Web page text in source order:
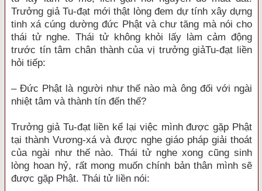
Trưởng giả Tu-đạt mới thật lòng đem dự tính xây dựng
tinh xá cúng dường đức Phật và chư tăng mà nói cho
thái tử nghe. Thái tử không khỏi lấy làm cảm động
trước tín tâm chân thành của vị trưởng giảTu-đạt liền
hỏi tiếp:
– Đức Phật là người như thế nào mà ông đối với ngài
nhiệt tâm và thành tín đến thế?
Trưởng giả Tu-đạt liền kể lại việc mình được gặp Phật
tại thành Vương-xá và được nghe giáo pháp giải thoát
của ngài như thế nào. Thái tử nghe xong cũng sinh
lòng hoan hỷ, rất mong muốn chính bản thân mình sẽ
được gặp Phật. Thái tử liền nói: